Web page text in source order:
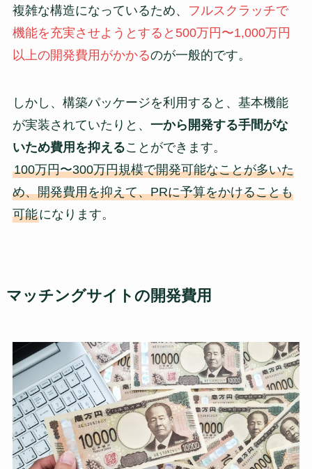
複雑な構造になっているため、
フルスクラッチで
機能を充実させようとすると500万円〜1,000万円
以上の開発費用がかかるのが一般的です。
しかし、構築パッケージを利用すると、基本機能
が実装されていたりと、 一から開発する手間がな
いため費用を抑えることができます。
100万円〜300万円規模で開発可能なことが多いた
め、開発費用を抑えて、PRに予算をかけることも
可能になります。
マッチングサイトの開発費用